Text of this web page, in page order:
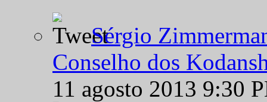
Sérgio
Conselho dos
11 agosto 2013 9:30